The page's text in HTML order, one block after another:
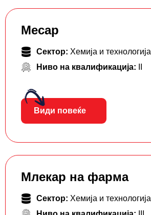
Месар
Сектор: Хемија и технологија
Ниво на квалификација:
Види повеќе
Млекар на фарма
Сектор: Хемија и технологија